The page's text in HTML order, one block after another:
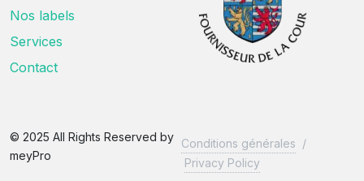
Nos labels
Services
Contact
© 2025 All Rights Reserved by
meyPro
Conditions générales /
Privacy Policy